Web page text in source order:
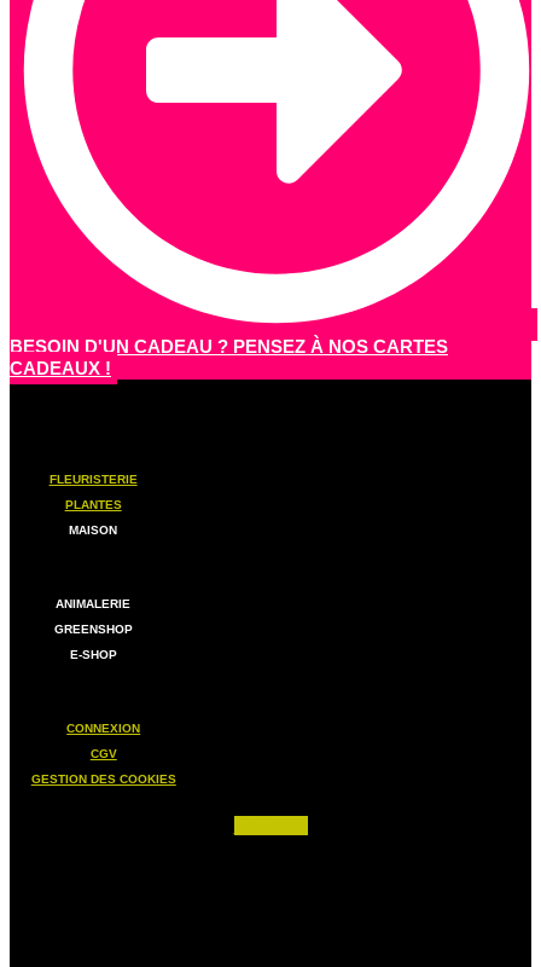
BESOIN D'UN CADEAU ? PENSEZ À NOS CARTES
CADEAUX !
FLEURISTERIE
PLANTES
MAISON
ANIMALERIE
GREENSHOP
E-SHOP
CONNEXION
CGV
GESTION DES COOKIES